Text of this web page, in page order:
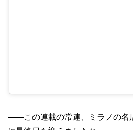
——この連載の常連、ミラノの名